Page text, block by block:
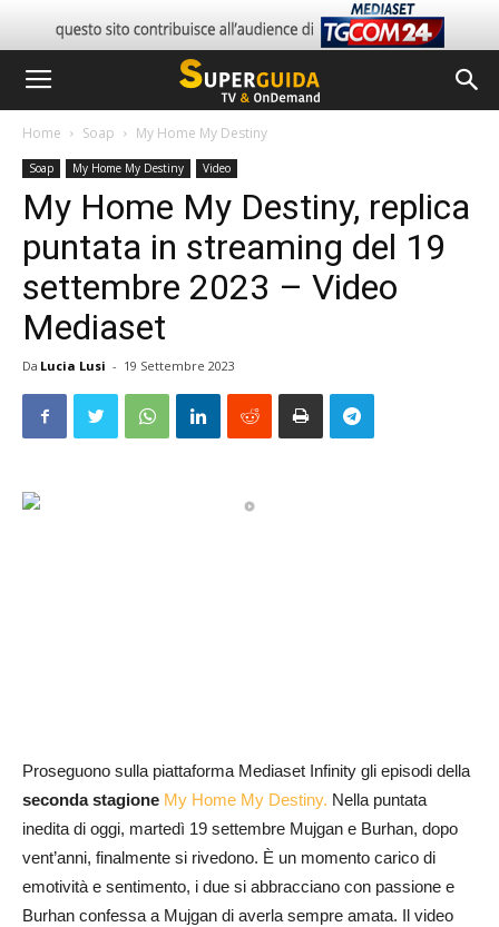
Home Soap My Home My Destiny
Soap My Home My Destiny Video
My Home My Destiny, replica
puntata in streaming del 19
settembre 2023 – Video
Mediaset
Da Lucia Lusi - 19 Settembre 2023
Proseguono sulla piattaforma Mediaset Infinity gli episodi della
seconda stagione My Home My Destiny. Nella puntata
inedita di oggi, martedì 19 settembre Mujgan e Burhan, dopo
vent’anni, finalmente si rivedono. È un momento carico di
emotività e sentimento, i due si abbracciano con passione e
Burhan confessa a Mujgan di averla sempre amata. Il video